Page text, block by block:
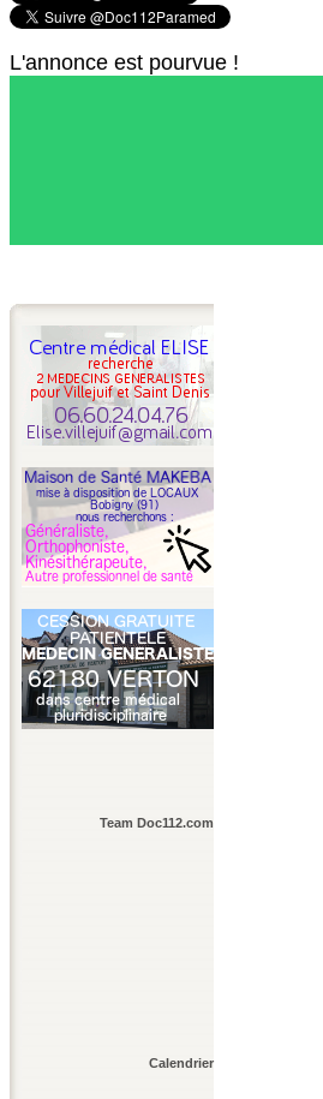
L'annonce est pourvue !
Team Doc112.com
Calendrier